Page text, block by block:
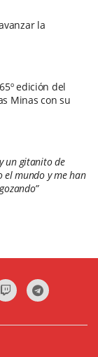
la
edición del
Minas con su
un gitanito de
el mundo y me han